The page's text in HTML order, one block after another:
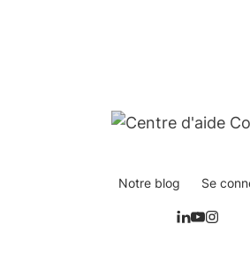
Notre blog Se